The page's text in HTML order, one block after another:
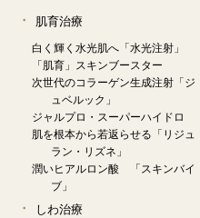
肌育治療
白く輝く水光肌へ「水光注射」
「肌育」スキンブースター
次世代のコラーゲン生成注射「ジ
ュベルック」
ジャルプロ・スーパーハイドロ
肌を根本から若返らせる「リジュ
ラン・リズネ」
潤いヒアルロン酸 「スキンバイ
ブ」
しわ治療